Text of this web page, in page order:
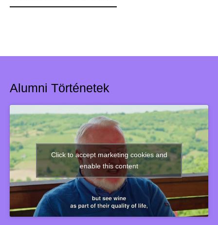
Alumni Történetek
Click to accept marketing cookies and
enable this content